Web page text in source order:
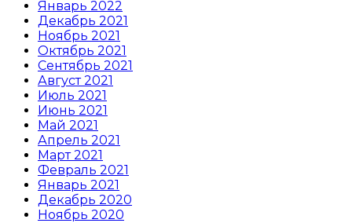
Январь 2022
Декабрь 2021
Ноябрь 2021
Октябрь 2021
Сентябрь 2021
Август 2021
Июль 2021
Июнь 2021
Май 2021
Апрель 2021
Март 2021
Февраль 2021
Январь 2021
Декабрь 2020
Ноябрь 2020